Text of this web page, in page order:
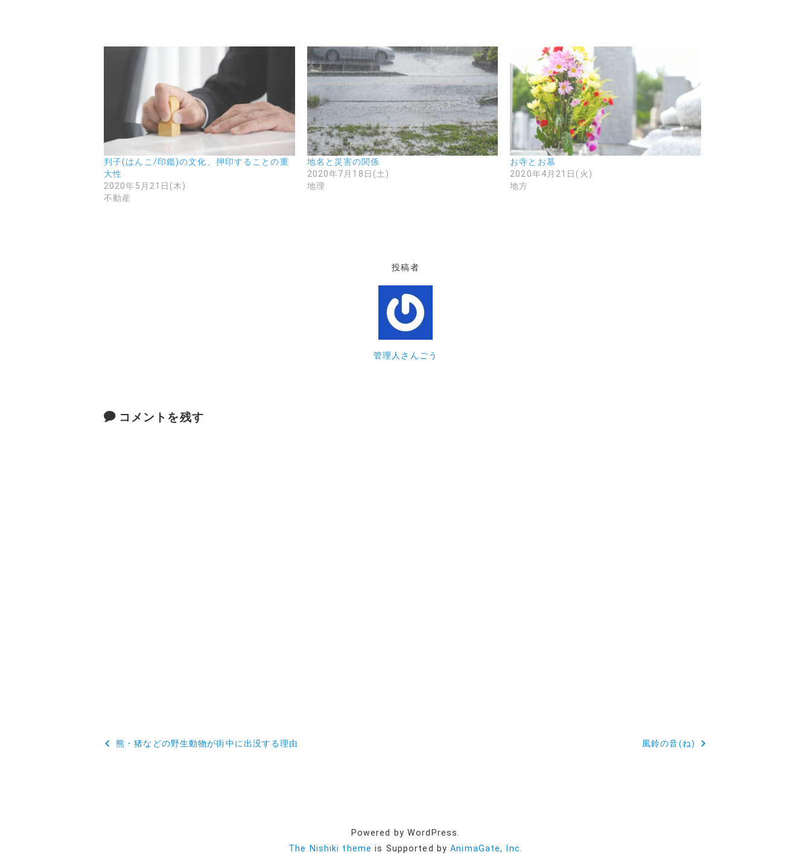
判子(はんこ/印鑑)の文化、押印することの重
大性
2020年5月21日(木)
不動産
地名と災害の関係
2020年7月18日(土)
地理
お寺とお墓
2020年4月21日(火)
地方
投稿者
管理人さんごう
コメントを残す
投
熊・猪などの野生動物が街中に出没する理由 風鈴の音(ね)
Powered by WordPress.
The Nishiki theme is Supported byAnimaGate, Inc.